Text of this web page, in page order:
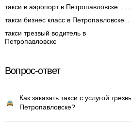
такси в аэропорт в Петропавловске
такси бизнес класс в Петропавловске
такси трезвый водитель в
Петропавловске
Вопрос-ответ
Как заказать такси с услугой
Петропавловске?